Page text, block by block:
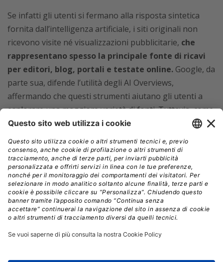
Se infatti gli utenti si fermano alla risposta sintetica
fornita dall’intelligenza artificiale, i siti originali non
ricevono visite né visualizzazioni pubblicitarie, che
rappresentano spesso la principale fonte di ricavi
per editori, blog, portali e testate online. Google, da
parte sua, difende l’utilità degli AI Overviews,
affermando che questi strumenti aiutano gli utenti a
esplorare una maggiore varietà di fonti. Tuttavia, come
evidenzia il Pew Research Center,
non è detto che più
varietà equivalga a più traffico complessivo e il
dato dell’1% di clic sui link suggerisce l’opposto.